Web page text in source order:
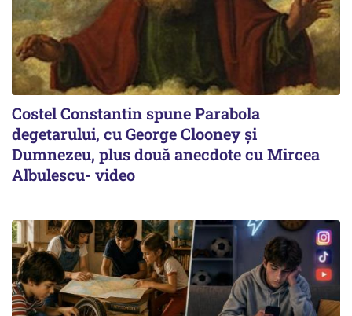
Costel Constantin spune Parabola
degetarului, cu George Clooney și
Dumnezeu, plus două anecdote cu Mircea
Albulescu- video